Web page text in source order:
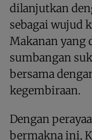
dilanjutkan
sebagai wujud
Makanan yang
sumbangan
bersama
kegembiraan.
Dengan
bermakna ini,